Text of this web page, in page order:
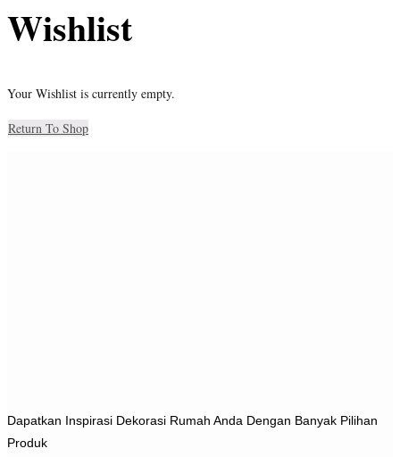
Wishlist
Your Wishlist is currently empty.
Return To Shop
Dapatkan Inspirasi Dekorasi Rumah Anda Dengan Banyak Pilihan
Produk